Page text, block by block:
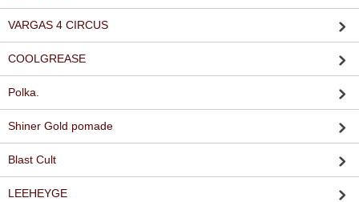
VARGAS 4 CIRCUS
COOLGREASE
Polka.
Shiner Gold pomade
Blast Cult
LEEHEYGE